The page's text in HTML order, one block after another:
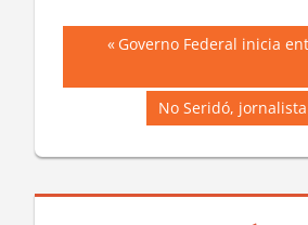
Navegação
de
Previous
Governo Federal inicia
Next
No Seridó,